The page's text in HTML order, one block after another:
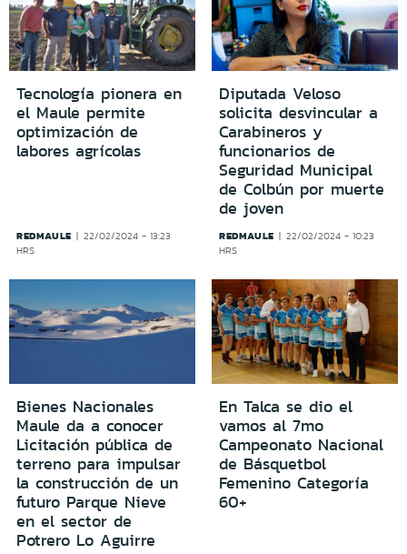
Tecnología pionera en
el Maule permite
optimización de
labores agrícolas
REDMAULE
22/02/2024 - 13:23
HRS
Diputada Veloso
solicita desvincular a
Carabineros y
funcionarios de
Seguridad Municipal
de Colbún por muerte
de joven
REDMAULE
22/02/2024 - 10:23
HRS
Bienes Nacionales
Maule da a conocer
Licitación pública de
terreno para impulsar
la construcción de un
futuro Parque Nieve
en el sector de
Potrero Lo Aguirre
En Talca se dio el
vamos al 7mo
Campeonato Nacional
de Básquetbol
Femenino Categoría
60+